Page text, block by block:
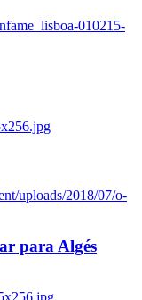
010215-
uploads/2018/07/o-
para Algés